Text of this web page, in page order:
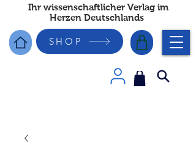
Ihr wissenschaftlicher Verlag im
Herzen Deutschlands
SHOP